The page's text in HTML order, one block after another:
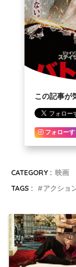
この記事が
フォローす
CATEGORY : 映画
TAGS :
アクショ